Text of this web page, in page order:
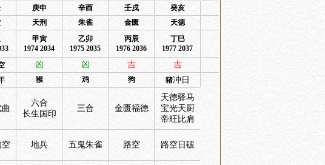
庚申 辛酉 壬戌
癸亥
天刑 朱雀 金匮 天德
甲寅
1974 2034
乙卯
1975 2035
丙辰
1976 2036
丁巳
1977 2037
凶 凶 吉 吉
猴 鸡 狗 猪冲日
六合
长生国印
三合 金匮福德
天德驿马
宝光天厨
帝旺比肩
空 地兵 五鬼朱雀 路空 路空日破